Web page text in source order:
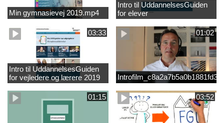
Min gymnasievej 2019.mp4
Intro til UddannelsesGuiden
for elever
03:33
Intro til UddannelsesGuiden
for vejledere og lærere 2019
01:02
01:15 03:52